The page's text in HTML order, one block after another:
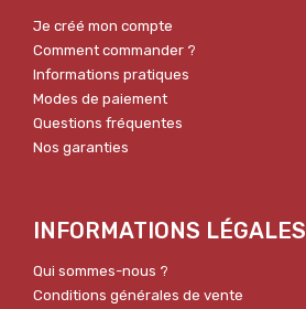
Je créé mon compte
Comment commander ?
Informations pratiques
Modes de paiement
Questions fréquentes
Nos garanties
INFORMATIONS LÉGALES
Qui sommes-nous ?
Conditions générales de vente